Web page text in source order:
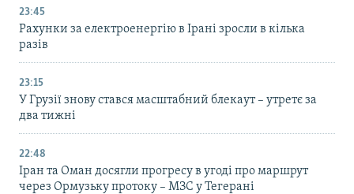
23:45
Рахунки за електроенергію в Ірані зросли в кілька
разів
23:15
У Грузії знову стався масштабний блекаут – утретє за
два тижні
22:48
Іран та Оман досягли прогресу в угоді про маршрут
через Ормузьку протоку – МЗС у Тегерані